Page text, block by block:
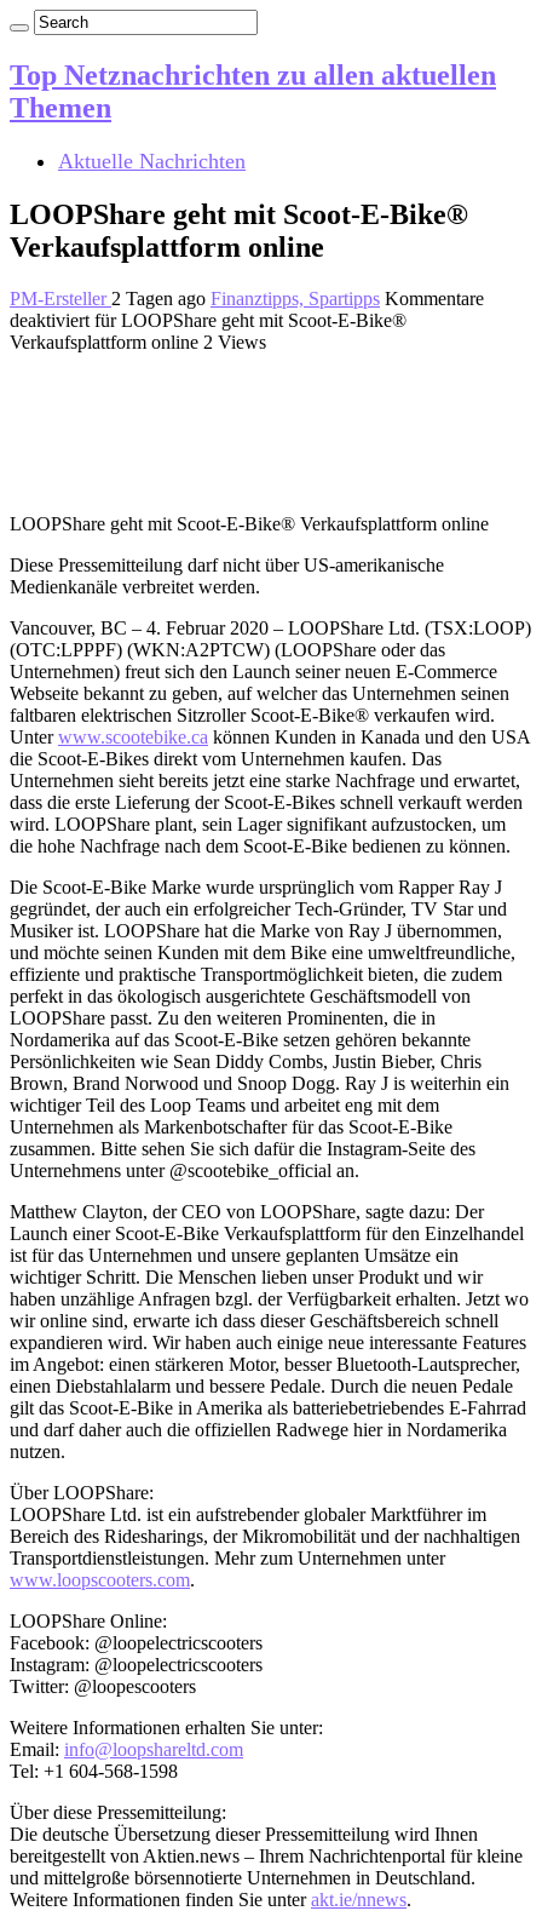
Top Netznachrichten zu allen aktuellen
Themen
Aktuelle Nachrichten
LOOPShare geht mit Scoot-E-Bike®
Verkaufsplattform online
PM-Ersteller 2 Tagen ago Finanztipps, Spartipps Kommentare
deaktiviert für LOOPShare geht mit Scoot-E-Bike®
Verkaufsplattform online 2 Views
LOOPShare geht mit Scoot-E-Bike® Verkaufsplattform online
Diese Pressemitteilung darf nicht über US-amerikanische
Medienkanäle verbreitet werden.
Vancouver, BC – 4. Februar 2020 – LOOPShare Ltd. (TSX:LOOP)
(OTC:LPPPF) (WKN:A2PTCW) (LOOPShare oder das
Unternehmen) freut sich den Launch seiner neuen E-Commerce
Webseite bekannt zu geben, auf welcher das Unternehmen seinen
faltbaren elektrischen Sitzroller Scoot-E-Bike® verkaufen wird.
Unterwww.scootebike.ca können Kunden in Kanada und den USA
die Scoot-E-Bikes direkt vom Unternehmen kaufen. Das
Unternehmen sieht bereits jetzt eine starke Nachfrage und erwartet,
dass die erste Lieferung der Scoot-E-Bikes schnell verkauft werden
wird. LOOPShare plant, sein Lager signifikant aufzustocken, um
die hohe Nachfrage nach dem Scoot-E-Bike bedienen zu können.
Die Scoot-E-Bike Marke wurde ursprünglich vom Rapper Ray J
gegründet, der auch ein erfolgreicher Tech-Gründer, TV Star und
Musiker ist. LOOPShare hat die Marke von Ray J übernommen,
und möchte seinen Kunden mit dem Bike eine umweltfreundliche,
effiziente und praktische Transportmöglichkeit bieten, die zudem
perfekt in das ökologisch ausgerichtete Geschäftsmodell von
LOOPShare passt. Zu den weiteren Prominenten, die in
Nordamerika auf das Scoot-E-Bike setzen gehören bekannte
Persönlichkeiten wie Sean Diddy Combs, Justin Bieber, Chris
Brown, Brand Norwood und Snoop Dogg. Ray J is weiterhin ein
wichtiger Teil des Loop Teams und arbeitet eng mit dem
Unternehmen als Markenbotschafter für das Scoot-E-Bike
zusammen. Bitte sehen Sie sich dafür die Instagram-Seite des
Unternehmens unter @scootebike_official an.
Matthew Clayton, der CEO von LOOPShare, sagte dazu: Der
Launch einer Scoot-E-Bike Verkaufsplattform für den Einzelhandel
ist für das Unternehmen und unsere geplanten Umsätze ein
wichtiger Schritt. Die Menschen lieben unser Produkt und wir
haben unzählige Anfragen bzgl. der Verfügbarkeit erhalten. Jetzt wo
wir online sind, erwarte ich dass dieser Geschäftsbereich schnell
expandieren wird. Wir haben auch einige neue interessante Features
im Angebot: einen stärkeren Motor, besser Bluetooth-Lautsprecher,
einen Diebstahlalarm und bessere Pedale. Durch die neuen Pedale
gilt das Scoot-E-Bike in Amerika als batteriebetriebendes E-Fahrrad
und darf daher auch die offiziellen Radwege hier in Nordamerika
nutzen.
Über LOOPShare:
LOOPShare Ltd. ist ein aufstrebender globaler Marktführer im
Bereich des Ridesharings, der Mikromobilität und der nachhaltigen
Transportdienstleistungen. Mehr zum Unternehmen unter
www.loopscooters.com.
LOOPShare Online:
Facebook: @loopelectricscooters
Instagram: @loopelectricscooters
Twitter: @loopescooters
Weitere Informationen erhalten Sie unter:
Email: info@loopshareltd.com
Tel: +1 604-568-1598
Über diese Pressemitteilung:
Die deutsche Übersetzung dieser Pressemitteilung wird Ihnen
bereitgestellt von Aktien.news – Ihrem Nachrichtenportal für kleine
und mittelgroße börsennotierte Unternehmen in Deutschland.
Weitere Informationen finden Sie unterakt.ie/nnews.